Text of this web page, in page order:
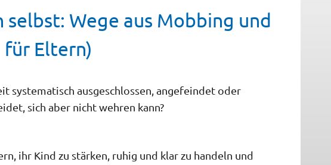
Wege aus Mobbing und
für Eltern)
systematisch ausgeschlossen, angefeindet oder
sich aber nicht wehren kann?
ihr Kind zu stärken, ruhig und klar zu handeln und